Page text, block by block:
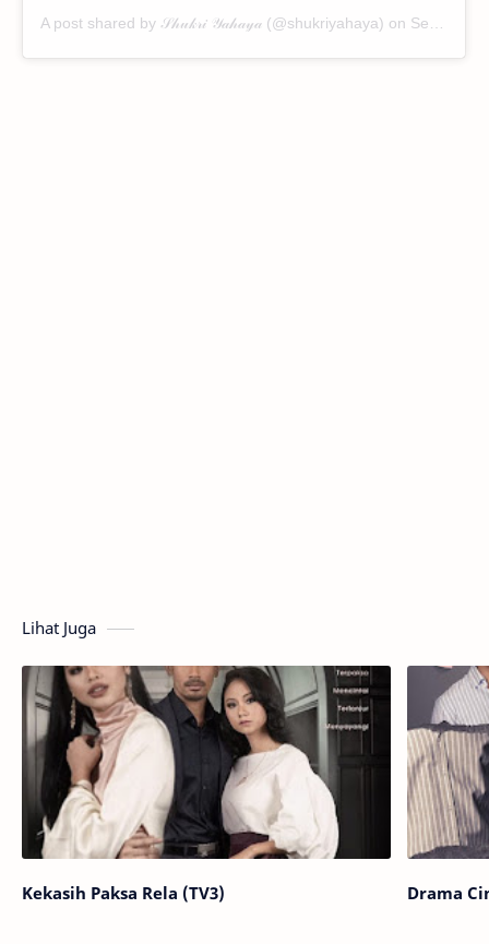
A post shared by 𝒮𝒽𝓊𝓀𝓇𝒾 𝒴𝒶𝒽𝒶𝓎𝒶 (@shukriyahaya) on Sep 30, 2019 at 8:52am PDT
Lihat Juga
Kekasih Paksa Rela (TV3) Drama